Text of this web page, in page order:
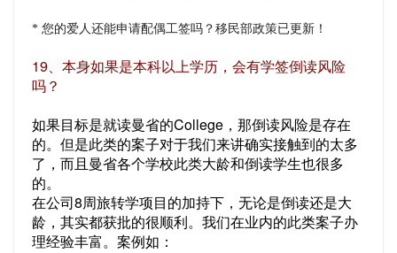
* 您的爱人还能申请配偶工签吗？移民部政策已更新！
19、本身如果是本科以上学历，会有学签倒读风险
吗？
如果目标是就读曼省的College，那倒读风险是存在
的。但是此类的案子对于我们来讲确实接触到的太多
了，而且曼省各个学校此类大龄和倒读学生也很多
的。
在公司8周旅转学项目的加持下，无论是倒读还是大
龄，其实都获批的很顺利。我们在业内的此类案子办
理经验丰富。案例如：